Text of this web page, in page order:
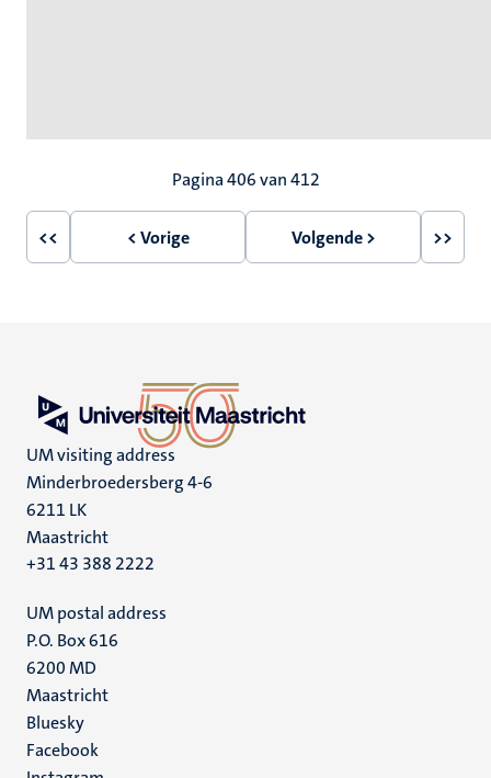
Pagina 406 van 412
Eerste
<<
Vorige
< Vorige
Volgende
Volgende > >>
UM visiting address
Minderbroedersberg 4-6
6211 LK
Maastricht
+31 43 388 2222
UM postal address
P.O. Box 616
6200 MD
Maastricht
Social
media
Bluesky
Facebook